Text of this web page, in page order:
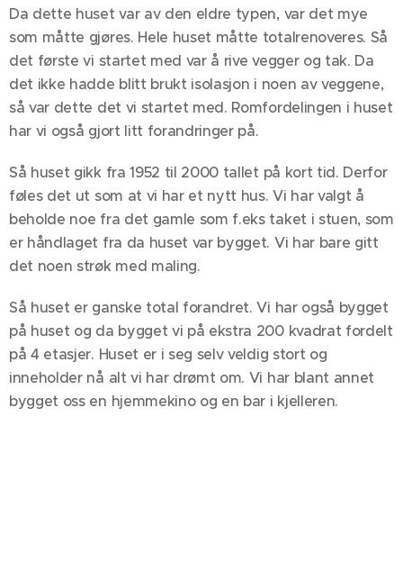
Da dette huset var av den eldre typen, var det mye
som måtte gjøres. Hele huset måtte totalrenoveres. Så
det første vi startet med var å rive vegger og tak. Da
det ikke hadde blitt brukt isolasjon i noen av veggene,
så var dette det vi startet med. Romfordelingen i huset
har vi også gjort litt forandringer på.
Så huset gikk fra 1952 til 2000 tallet på kort tid. Derfor
føles det ut som at vi har et nytt hus. Vi har valgt å
beholde noe fra det gamle som f.eks taket i stuen, som
er håndlaget fra da huset var bygget. Vi har bare gitt
det noen strøk med maling.
Så huset er ganske total forandret. Vi har også bygget
på huset og da bygget vi på ekstra 200 kvadrat fordelt
på 4 etasjer. Huset er i seg selv veldig stort og
inneholder nå alt vi har drømt om. Vi har blant annet
bygget oss en hjemmekino og en bar i kjelleren.